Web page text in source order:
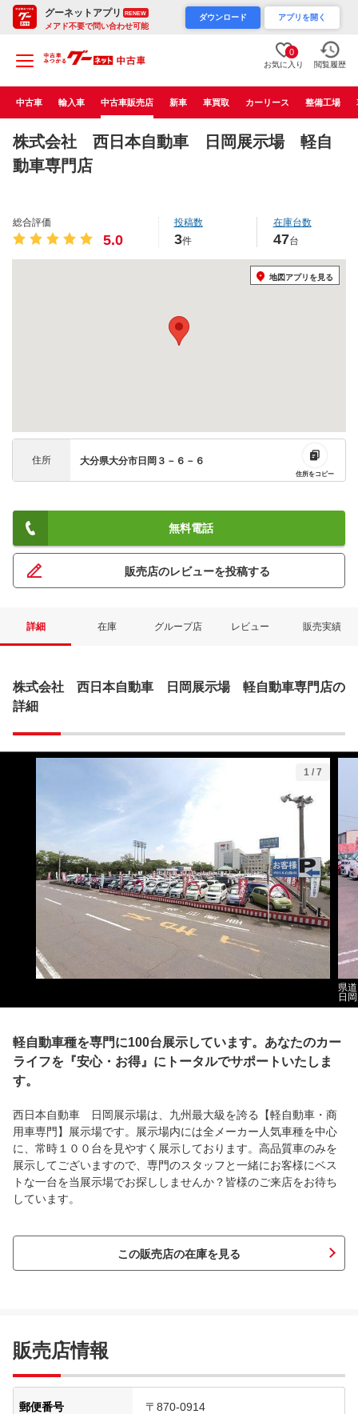
グーネットアプリ RENEW
メアド不要で問い合わせ可能
ダウンロード アプリを開く
0
お気に入り 閲覧履歴
中古車 輸入車 中古車販売店 新車 車買取 カーリース 整備工場
株式会社 西日本自動車 日岡展示場 軽自
動車専門店
総合評価
5.0
投稿数
3件
在庫台数
47台
地図アプリを見る
住所 大分県大分市日岡３－６－６
住所をコピー
無料電話
販売店のレビューを投稿する
詳細 在庫 グループ店 レビュー 販売実績
株式会社 西日本自動車 日岡展示場 軽自動車専門店の
詳細
1 / 7
県
日
軽自動車種を専門に100台展示しています。あなたのカー
ライフを『安心・お得』にトータルでサポートいたしま
す。
西日本自動車 日岡展示場は、九州最大級を誇る【軽自動車・商
用車専門】展示場です。展示場内には全メーカー人気車種を中心
に、常時１００台を見やすく展示しております。高品質車のみを
展示してございますので、専門のスタッフと一緒にお客様にベス
トな一台を当展示場でお探ししませんか？皆様のご来店をお待ち
しています。
この販売店の在庫を見る
販売店情報
郵便番号 〒870-0914